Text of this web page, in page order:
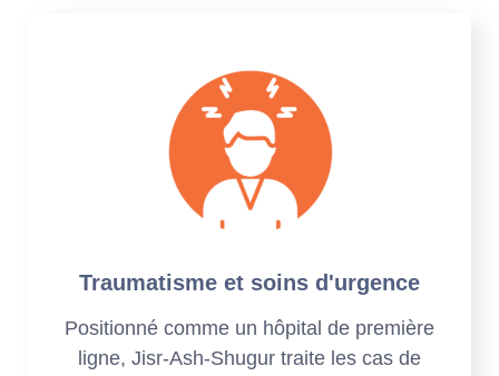
Traumatisme et soins d'urgence
Positionné comme un hôpital de première
ligne, Jisr-Ash-Shugur traite les cas de